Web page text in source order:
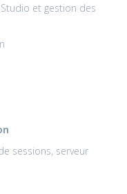
et gestion des
sessions, serveur